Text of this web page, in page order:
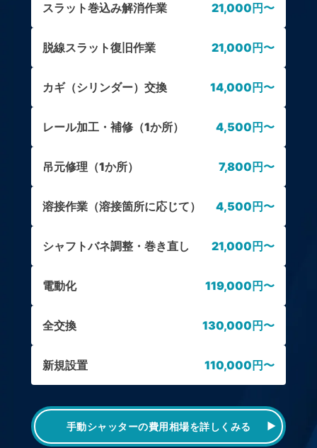
スラット巻込み解消作業 21,000円〜
脱線スラット復旧作業 21,000円〜
カギ（シリンダー）交換 14,000円〜
レール加工・補修（1か所） 4,500円〜
吊元修理（1か所） 7,800円〜
溶接作業（溶接箇所に応じて） 4,500円〜
シャフトバネ調整・巻き直し 21,000円〜
電動化 119,000円〜
全交換 130,000円〜
新規設置 110,000円〜
手動シャッターの費用相場を詳しくみる